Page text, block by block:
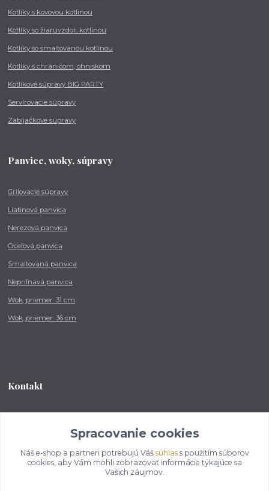
Kotlíky s kovovou kotlinou
Kotlíky so žiaruvzdor. kotlinou
Kotlíky so smaltovanou kotlinou
Kotlíky s chráničom, ohniskom
Kotlíkové súpravy BIG PARTY
Servírovacie súpravy
Zabíjačkové súpravy
Panvice, woky, súpravy
Grilovacie súpravy
Liatinová panvica
Nerezová panvica
Oceľová panvica
Smaltovaná panvica
Nepriľnavá panvica
Wok, priemer: 31 cm
Wok, priemer: 36 cm
Kontakt
od 8:00 - do 16:00 hod
info@kotlikovesupravy.sk
Spracovanie cookies
Náš e-shop a partneri potrebujú Váš súhlass použitím súborov
cookies, aby Vám mohli zobrazovať informácie týkajúce sa
Vašich záujmov.